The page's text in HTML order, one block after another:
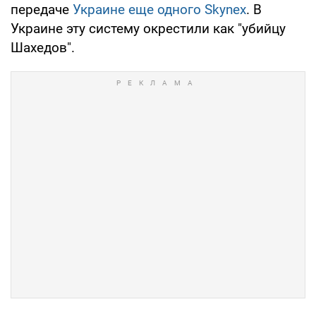
передаче Украине еще одного Skynex. В
Украине эту систему окрестили как "убийцу
Шахедов".